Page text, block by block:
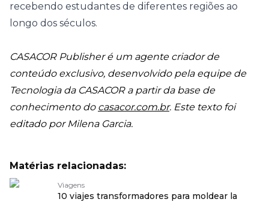
recebendo estudantes de diferentes regiões ao
longo dos séculos.
CASACOR Publisher é um agente criador de
conteúdo exclusivo, desenvolvido pela equipe de
Tecnologia da CASACOR a partir da base de
conhecimento do casacor.com.br. Este texto foi
editado por Milena Garcia.
Matérias relacionadas:
Viagens
10 viajes transformadores para moldear la